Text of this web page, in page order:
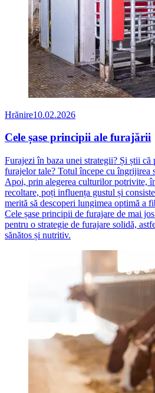
Hrănire10.02.2026
Cele șase principii ale furajării
Furajezi în baza unei strategii? Și știi că
furajelor tale? Totul începe cu îngrijirea
Apoi, prin alegerea culturilor potrivite,
recoltare, poți influența gustul și
merită să descoperi lungimea optimă a
Cele șase principii de furajare de mai
pentru o strategie de furajare solidă,
sănătos și nutritiv.